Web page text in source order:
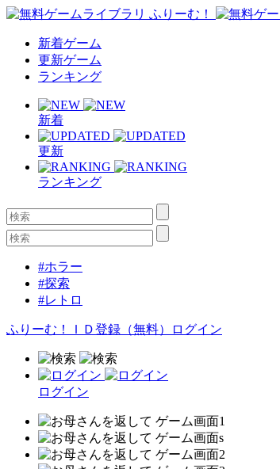
新着ゲーム
更新ゲーム
ランキング
新着
更新
ランキング
#ホラー
#探索
#レトロ
ふりーむ！ＩＤ登録（無料） ログイン
ログイン